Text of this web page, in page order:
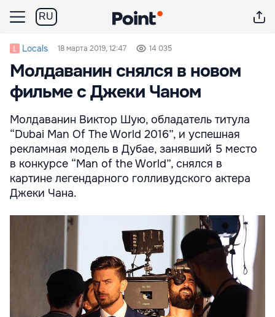
RU
Locals 18 марта 2019, 12:47 14 035
Молдаванин снялся в новом
фильме с Джеки Чаном
Молдаванин Виктор Шую, обладатель титула
“Dubai Man Of The World 2016”, и успешная
рекламная модель в Дубае, занявший 5 место
в конкурсе “Man of the World”, снялся в
картине легендарного голливудского актера
Джеки Чана.